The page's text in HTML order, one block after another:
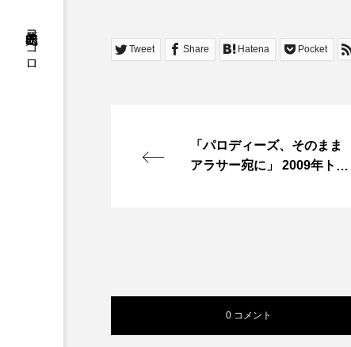
松原充久的ココロ Tweet Share Hatena Pocket
「パロディーズ、そのまま
アラサー宛に」 2009年トリ
文化への皮…
0 コメント